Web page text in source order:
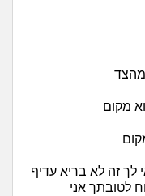
מקום
זה לא בריא עדיף
לטובתך אני